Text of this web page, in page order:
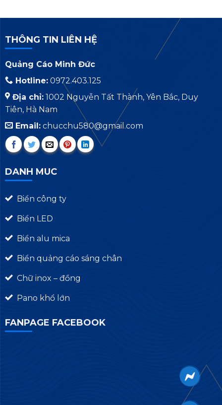
THÔNG TIN LIÊN HỆ
Quảng Cáo Minh Đức
Hotline:0972.403.125
Địa chỉ:1002 Nguyễn Tất Thành, Yên Bắc, Duy
Tiên, Hà Nam
Email:chucchu580@gmail.com
DANH MUC
Biển công ty
Biển LED
Biển alu mica
Biển quảng cáo sáng chân
Chữ inox – đồng
Pano khổ lớn
FANPAGE FACEBOOK